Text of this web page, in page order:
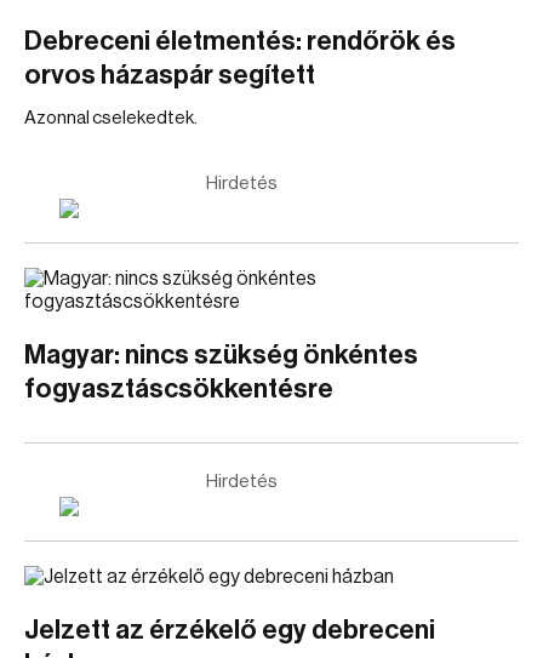
Debreceni életmentés: rendőrök és
orvos házaspár segített
Azonnal cselekedtek.
Hirdetés
Magyar: nincs szükség önkéntes
fogyasztáscsökkentésre
Hirdetés
Jelzett az érzékelő egy debreceni